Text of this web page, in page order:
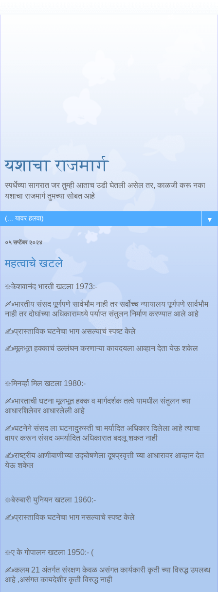
यशाचा राजमार्ग
स्पर्धेच्या सागरात जर तुम्ही आताच उडी घेतली असेल तर, काळजी करू नका
यशाचा राजमार्ग तुमच्या सोबत आहे
▼
०५ सप्टेंबर २०२४
महत्वाचे खटले
❇️केशवानंद भारती खटला 1973:-
✍️भारतीय संसद पूर्णपणे सार्वभौम नाही तर सर्वोच्च न्यायालय पूर्णपणे सार्वभौम
नाही तर दोघांच्या अधिकारामध्ये पर्याप्त संतुलन निर्माण करण्यात आले आहे
✍️प्रास्ताविक घटनेचा भाग असल्याचं स्पष्ट केले
✍️मूलभूत हक्काचं उल्लंघन करणाऱ्या कायदयला आव्हान देता येऊ शकेल
❇️मिनर्व्हा मिल खटला 1980:-
✍️भारताची घटना मूलभूत हक्क व मार्गदर्शक तत्वे यामधील संतुलन च्या
आधारशिलेवर आधारलेली आहे
✍️घटनेने संसद ला घटनादुरुस्ती चा मर्यादित अधिकार दिलेला आहे त्याचा
वापर करून संसद अमर्यादित अधिकारात बदलू शकत नाही
✍️राष्ट्रीय आणीबाणीच्या उद्घोषणेला दूषप्रवृत्ती च्या आधारावर आव्हान देत
येऊ शकेल
❇️बेरुबारी युनियन खटला 1960:-
✍️प्रास्ताविक घटनेचा भाग नसल्याचे स्पष्ट केले
❇️ए के गोपालन खटला 1950:- (
✍️कलम 21 अंतर्गत संरक्षण केवळ असंगत कार्यकारी कृती च्या विरुद्ध उपलब्ध
आहे ,असंगत कायदेशीर कृती विरुद्ध नाही